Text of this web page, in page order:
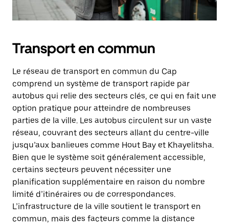
Transport en commun
Le réseau de transport en commun du Cap
comprend un système de transport rapide par
autobus qui relie des secteurs clés, ce qui en fait une
option pratique pour atteindre de nombreuses
parties de la ville. Les autobus circulent sur un vaste
réseau, couvrant des secteurs allant du centre-ville
jusqu’aux banlieues comme Hout Bay et Khayelitsha.
Bien que le système soit généralement accessible,
certains secteurs peuvent nécessiter une
planification supplémentaire en raison du nombre
limité d’itinéraires ou de correspondances.
L’infrastructure de la ville soutient le transport en
commun, mais des facteurs comme la distance